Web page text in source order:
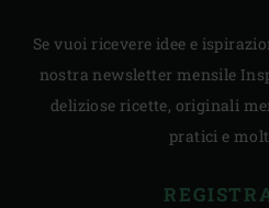
Se vuoi ricevere idee e
nostra newsletter mensile
deliziose ricette, originali
pratici e